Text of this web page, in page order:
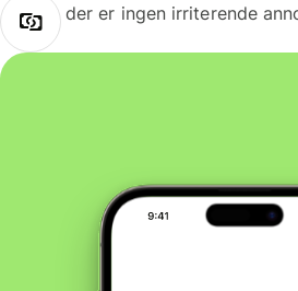
der er ingen irriterende